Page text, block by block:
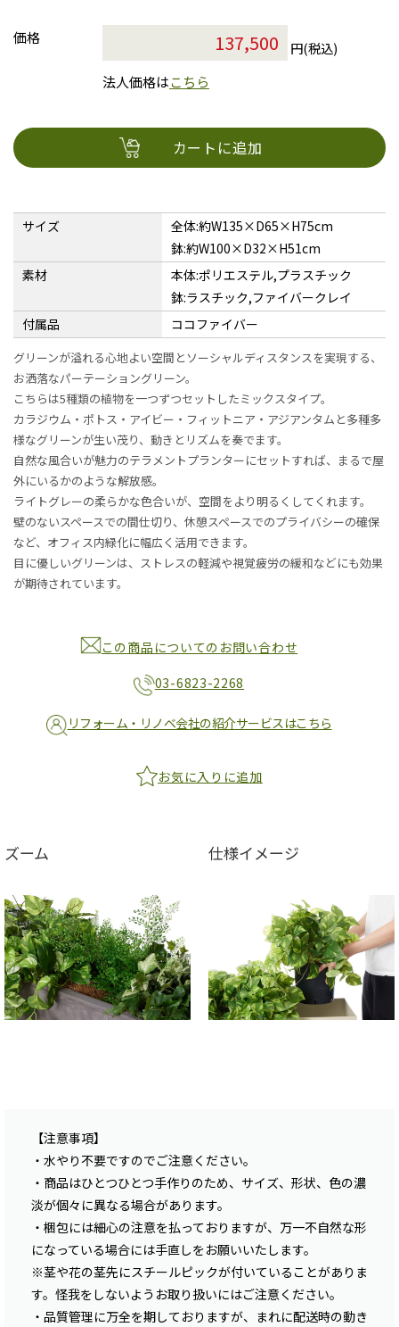
価格
円(税込)
法人価格はこちら
カートに追加
サイズ
全体:約W135×D65×H75cm
鉢:約W100×D32×H51cm
素材
本体:ポリエステル,プラスチック
鉢:ラスチック,ファイバークレイ
付属品
ココファイバー
グリーンが溢れる心地よい空間とソーシャルディスタンスを実現する、
お洒落なパーテーショングリーン。
こちらは5種類の植物を一つずつセットしたミックスタイプ。
カラジウム・ポトス・アイビー・フィットニア・アジアンタムと多種多
様なグリーンが生い茂り、動きとリズムを奏でます。
自然な風合いが魅力のテラメントプランターにセットすれば、まるで屋
外にいるかのような解放感。
ライトグレーの柔らかな色合いが、空間をより明るくしてくれます。
壁のないスペースでの間仕切り、休憩スペースでのプライバシーの確保
など、オフィス内緑化に幅広く活用できます。
目に優しいグリーンは、ストレスの軽減や視覚疲労の緩和などにも効果
が期待されています。
この商品についてのお問い合わせ
03-6823-2268
リフォーム・リノベ会社の紹介サービスはこちら
お気に入りに追加
ズーム 仕様イメージ
【注意事項】
・水やり不要ですのでご注意ください。
・商品はひとつひとつ手作りのため、サイズ、形状、色の濃
淡が個々に異なる場合があります。
・梱包には細心の注意を払っておりますが、万一不自然な形
になっている場合には手直しをお願いいたします。
※茎や花の茎先にスチールピックが付いていることがありま
す。怪我をしないようお取り扱いにはご注意ください。
・品質管理に万全を期しておりますが、まれに配送時の動き